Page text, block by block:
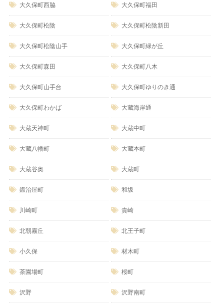
大久保町西脇 大久保町福田
大久保町松陰 大久保町松陰新田
大久保町松陰山手 大久保町緑が丘
大久保町森田 大久保町八木
大久保町山手台 大久保町ゆりのき通
大久保町わかば 大蔵海岸通
大蔵天神町 大蔵中町
大蔵八幡町 大蔵本町
大蔵谷奥 大蔵町
鍛治屋町 和坂
川崎町 貴崎
北朝霧丘 北王子町
小久保 材木町
茶園場町 桜町
沢野 沢野南町